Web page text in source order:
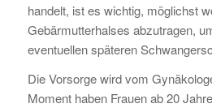
handelt, ist es wichtig, möglichst
Gebärmutterhalses abzutragen,
eventuellen späteren
Die Vorsorge wird vom
Moment haben Frauen ab 20